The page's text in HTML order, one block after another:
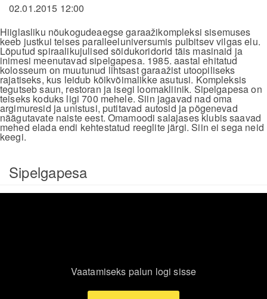
02.01.2015 12:00
Hiiglasliku nõukogudeaegse garaažikompleksi sisemuses
keeb justkui teises paralleeluniversumis pulbitsev vilgas elu.
Lõputud spiraalikujulised sõidukoridorid täis masinaid ja
inimesi meenutavad sipelgapesa. 1985. aastal ehitatud
kolosseum on muutunud lihtsast garaažist utoopiliseks
rajatiseks, kus leidub kõikvõimalikke asutusi. Kompleksis
tegutseb saun, restoran ja isegi loomakliinik. Sipelgapesa on
teiseks koduks ligi 700 mehele. Siin jagavad nad oma
argimuresid ja unistusi, putitavad autosid ja põgenevad
näägutavate naiste eest. Omamoodi salajases klubis saavad
mehed elada endi kehtestatud reeglite järgi. Siin ei sega neid
keegi.
Sipelgapesa
Vaatamiseks palun logi sisse